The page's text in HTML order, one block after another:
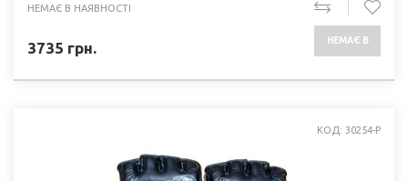
НЕМАЄ В НАЯВНОСТІ
3735 грн. НЕМАЄ В
КОД: 30254-P